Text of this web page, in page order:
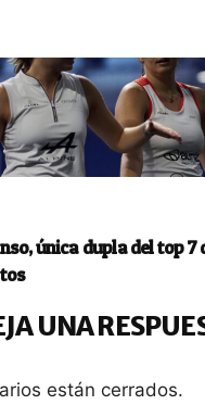
única dupla del top 7
UNA
están cerrados.